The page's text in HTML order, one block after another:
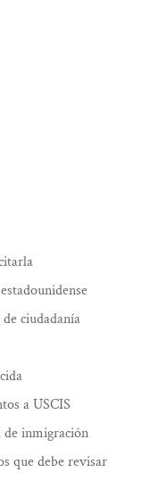
ciudadanía
a USCIS
de inmigración
que debe revisar